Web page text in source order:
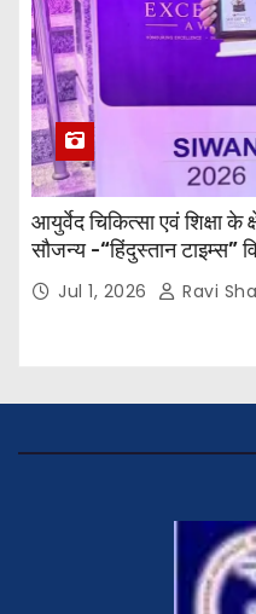
आयुर्वेद चिकित्सा एवं शिक्षा के
सौजन्य -“हिंदुस्तान टाइम्स”
विवेक रंजन मैत्रेय (भा०प्र०
(भा०पु०से०) सिविल सर्जन,
Jul 1, 2026 Ravi